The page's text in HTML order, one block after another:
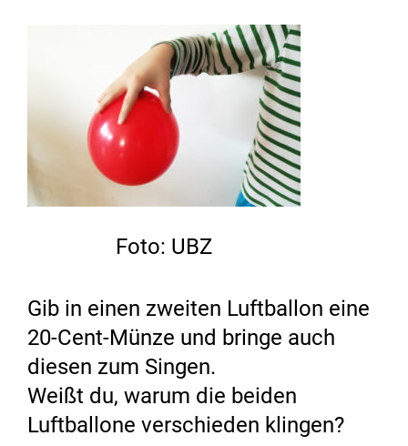
Foto: UBZ
Gib in einen zweiten Luftballon eine
20-Cent-Münze und bringe auch
diesen zum Singen.
Weißt du, warum die beiden
Luftballone verschieden klingen?